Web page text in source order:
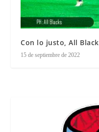
Con lo justo, All
15 de septiembre de 2022